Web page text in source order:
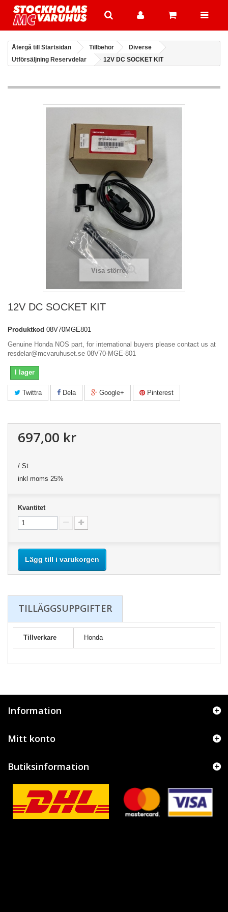
Återgå till Startsidan Tillbehör
Diverse
Utförsäljning Reservdelar
12V DC SOCKET KIT
Visa större
12V DC SOCKET KIT
Produktkod 08V70MGE801
Genuine Honda NOS part, for international buyers please contact us at
resdelar@mcvaruhuset.se 08V70-MGE-801
I lager
Twittra Dela Google+ Pinterest
697,00 kr
/ St
inkl moms 25%
Kvantitet
Lägg till i varukorgen
TILLÄGGSUPPGIFTER
Tillverkare Honda
Information
Mitt konto
Butiksinformation